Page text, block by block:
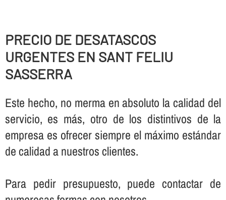
PRECIO DE DESATASCOS
URGENTES EN SANT FELIU
SASSERRA
Este hecho, no merma en absoluto la calidad del
servicio, es más, otro de los distintivos de la
empresa es ofrecer siempre el máximo estándar
de calidad a nuestros clientes.
Para pedir presupuesto, puede contactar de